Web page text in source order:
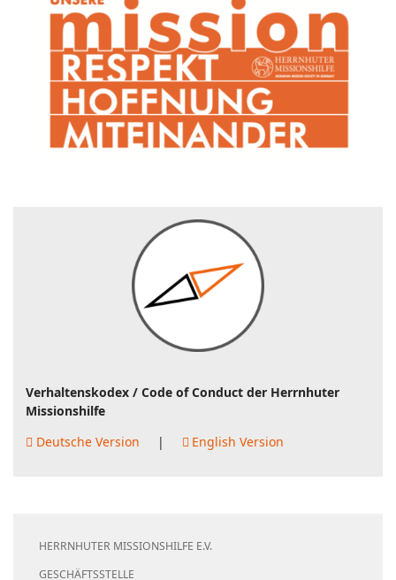
Verhaltenskodex / Code of Conduct der Herrnhuter
Missionshilfe
Deutsche Version
| English Version
HERRNHUTER MISSIONSHILFE E.V.
GESCHÄFTSSTELLE